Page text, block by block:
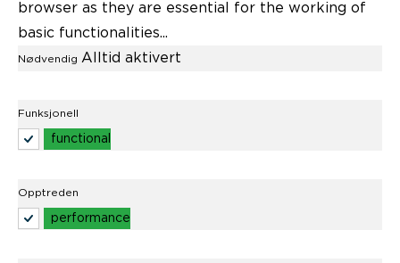
browser as they are essential for the working of
basic functionalities...
Nødvendig Alltid aktivert
Funksjonell
functional
Opptreden
performance